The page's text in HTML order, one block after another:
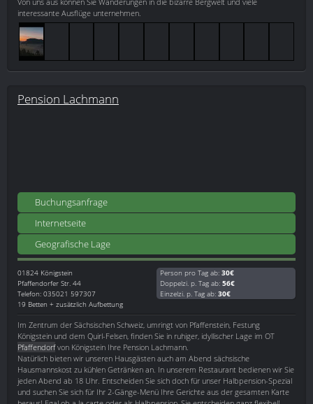
interessante Ausflüge unternehmen.
Pension Lachmann
Buchungsanfrage
Internetseite
Geografische Lage
01824 Königstein
Pfaffendorfer Str. 44
Telefon: 035021 597307
19 Betten + zusätzlich Aufbettung
Person pro Tag ab: 30€
Doppelzi. p. Tag ab: 56€
Einzelzi. p. Tag ab: 30€
Im Zentrum der Sächsischen Schweiz, umringt von Pfaffenstein, Festung
Königstein und dem Quirl-Felsen, finden Sie in ruhiger, idyllischer Lage im OT
Pfaffendorfvon Königstein Ihre Pension Lachmann.
Natürlich bieten wir unseren Hausgästen auch am Abend sächsische
Hausmannskost zu kühlen Getränken an. In unserem Restaurant bedienen wir Sie
jeden Abend ab 18 Uhr. Entscheiden Sie sich doch für unser Halbpension-Spezial
und suchen Sie sich für Ihr 2-Gänge-Menü Ihre Gerichte aus der gesamten Karte